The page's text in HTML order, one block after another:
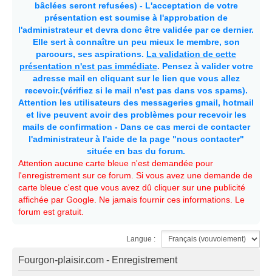
bâclées seront refusées) - L'acceptation de votre
présentation est soumise à l'approbation de
l'administrateur et devra donc être validée par ce dernier.
Elle sert à connaître un peu mieux le membre, son
parcours, ses aspirations. La validation de cette
présentation n'est pas immédiate. Pensez à valider votre
adresse mail en cliquant sur le lien que vous allez
recevoir.(vérifiez si le mail n'est pas dans vos spams).
Attention les utilisateurs des messageries gmail, hotmail
et live peuvent avoir des problèmes pour recevoir les
mails de confirmation - Dans ce cas merci de contacter
l'administrateur à l'aide de la page "nous contacter"
située en bas du forum.
Attention aucune carte bleue n'est demandée pour
l'enregistrement sur ce forum. Si vous avez une demande de
carte bleue c'est que vous avez dû cliquer sur une publicité
affichée par Google. Ne jamais fournir ces informations. Le
forum est gratuit.
Langue :
Fourgon-plaisir.com - Enregistrement